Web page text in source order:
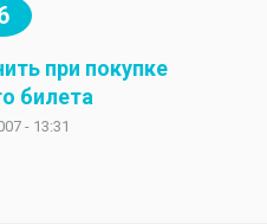
при покупке
билета
- 13:31